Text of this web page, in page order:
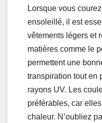
Lorsque vous
ensoleillé, il est
vêtements légers et
matières comme le
permettent une
transpiration tout en
rayons UV. Les
préférables, car
chaleur. N’oubliez